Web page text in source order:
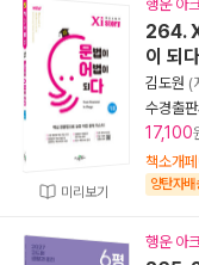
미리보기
행운 아
264.
이 되
김도원 (
수경출
17,100
책소개
양탄자배
행운 아